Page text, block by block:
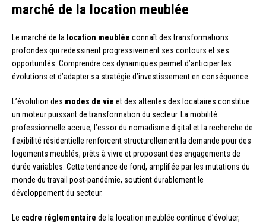
marché de la location meublée
Le marché de la location meublée connaît des transformations
profondes qui redessinent progressivement ses contours et ses
opportunités. Comprendre ces dynamiques permet d’anticiper les
évolutions et d’adapter sa stratégie d’investissement en conséquence.
L’évolution des modes de vie et des attentes des locataires constitue
un moteur puissant de transformation du secteur. La mobilité
professionnelle accrue, l’essor du nomadisme digital et la recherche de
flexibilité résidentielle renforcent structurellement la demande pour des
logements meublés, prêts à vivre et proposant des engagements de
durée variables. Cette tendance de fond, amplifiée par les mutations du
monde du travail post-pandémie, soutient durablement le
développement du secteur.
Le cadre réglementaire de la location meublée continue d’évoluer,